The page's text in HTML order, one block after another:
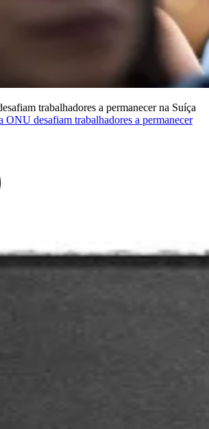
trabalhadores a permanecer na Suíça
ONU desafiam trabalhadores a permanecer